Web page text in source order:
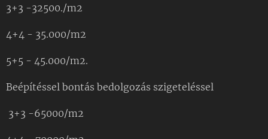
3+3 -32500./m2
4+4 - 35.000/m2
5+5 - 45.000/m2.
Beépítéssel bontás bedolgozás szigeteléssel
3+3 -65000/m2